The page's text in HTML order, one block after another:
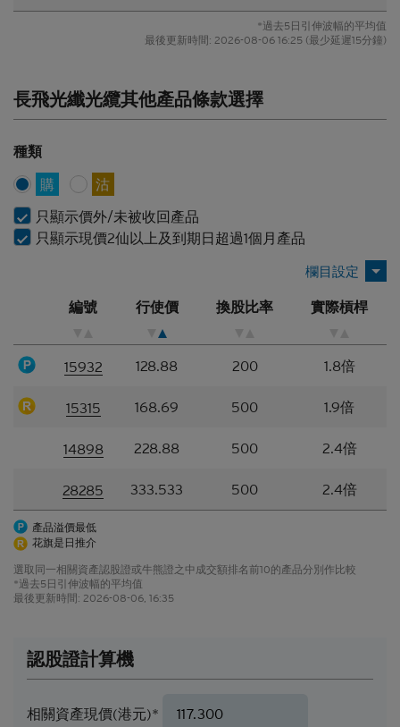
或其材料不應被視為任何類型或形式的廣告、誘因或
特別以某一資訊接收者的具體需要作為考慮因素。
材料的依據乃來自網站擁有人認為可靠的公開資料來
源，然而，網站擁有人並無對材料進行核實，因此，
該等材料未必完整或準確。材料所載的見解、估計及
其他資料可予更改或撤回而不另行通知，網站擁有人
並無責任對材料進行更新或補充。網站擁有人及/或
僱員（包括參與編製或在本香港網站上刊發材料的各
概不會對材料的真確性、準確性、完整性、充分性或
合理性或任何該等材料在任何用途上的合適性作出任
何類型的聲明或保證（不論明示或暗示）。本香港網
站所登載的材料僅作參考用途，資訊接收者不應賴作
斷。
或其他分析，其編製乃以我們真誠判定的假設及參數
所得的選擇，因此，並不保證有關的引述、披露或分
析為準確、合理或完整，亦不表示或確保任何指示性
回報或表現會在將來實現。有關資料僅供參考之用，
並不構成網站擁有人的投資意見。
結構性產品的風險因素
投資結構性產品，所依賴的是發行人的信譽。結構性
產品的價格可急升或急跌，投資者或會蒙受全盤損
的。花旗環球金融亞洲有限公司或會是結構性產品的
*過去5日引伸波幅的平均值
最後更新時間: 2026-08-06 16:25 (最少延遲15分鐘)
長飛光纖光纜其他產品條款選擇
種類
購
沽
只顯示價外/未被收回產品
只顯示現價2仙以上及到期日超過1個月產品
編號 行使價 換股比率 實際槓桿
15932 128.88 200 1.8倍
15315 168.69 500 1.9倍
14898 228.88 500 2.4倍
28285 333.533 500 2.4倍
產品溢價最低
花旗是日推介
選取同一相關資產認股證或牛熊證之中成交額排名前10的產品分別作比較
*過去5日引伸波幅的平均值
最後更新時間: 2026-08-06, 16:35
認股證計算機
相關資產現價(港元)*